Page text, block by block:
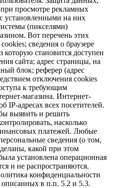
просмотре рекламных
установленными на них
(пикселями)
Вот перечень этих
сведения о браузере
которую становится доступен
сайта; адрес страницы, на
блок; реферер (адрес
отключения cookies
к требующим
магазина. Интернет-
IP-адресах всех посетителей.
выявить и решить
насколько
платежей. Любые
сведения (о том,
какой при этом
установлена операционная
и не распространяются.
конфиденциальности
описанных в п.п. 5.2 и 5.3.